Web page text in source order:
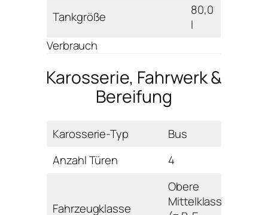
Tankgröße
80,0
l
Verbrauch
Karosserie, Fahrwerk &
Bereifung
Karosserie-Typ
Bus
Anzahl Türen
4
Fahrzeugklasse
Obere
Mittelklasse